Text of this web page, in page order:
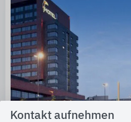
Kontakt aufnehmen